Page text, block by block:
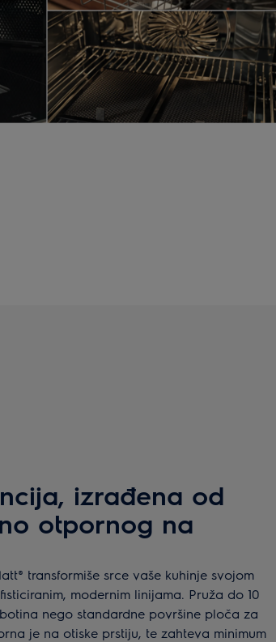
izrađena od
otpornog na
transformiše srce vaše kuhinje svojom
modernim linijama. Pruža do 10
nego standardne površine ploča za
je na otiske prstiju, te zahteva minimum